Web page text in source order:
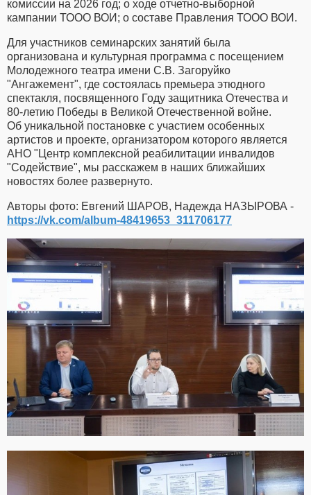
комиссии на 2026 год; о ходе отчетно-выборной
кампании ТООО ВОИ; о составе Правления ТООО ВОИ.
Для участников семинарских занятий была
организована и культурная программа с посещением
Молодежного театра имени С.В. Загоруйко
"Ангажемент", где состоялась премьера этюдного
спектакля, посвященного Году защитника Отечества и
80-летию Победы в Великой Отечественной войне.
Об уникальной постановке с участием особенных
артистов и проекте, организатором которого является
АНО "Центр комплексной реабилитации инвалидов
"Содействие", мы расскажем в наших ближайших
новостях более развернуто.
Авторы фото: Евгений ШАРОВ, Надежда НАЗЫРОВА -
https://vk.com/album-48419653_311706177